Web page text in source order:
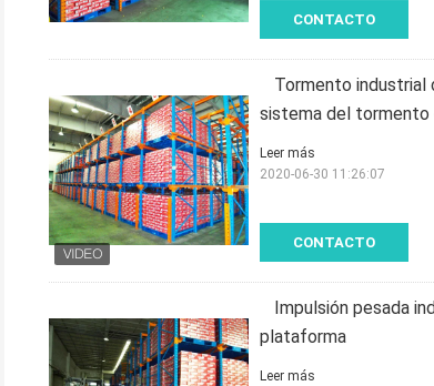
CONTACTO
Tormento industrial
sistema del
CONTACTO
Leer más
2020-06-30 11:26:07
Impulsión pesada
plataforma
Leer más